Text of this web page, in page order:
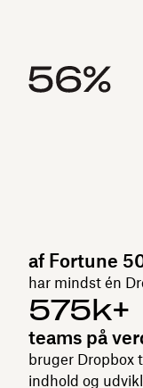
af Fortune
har mindst én
575k+
teams på
bruger Dropbox
indhold og